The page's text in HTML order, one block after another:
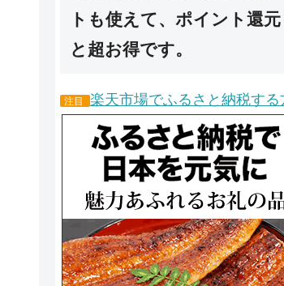
トも使えて、ポイント還元
と超お得です。
注目 楽天市場でふるさと納税する